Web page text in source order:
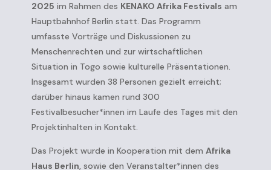
2025 im Rahmen des KENAKO Afrika Festivals am
Hauptbahnhof Berlin statt. Das Programm
umfasste Vorträge und Diskussionen zu
Menschenrechten und zur wirtschaftlichen
Situation in Togo sowie kulturelle Präsentationen.
Insgesamt wurden 38 Personen gezielt erreicht;
darüber hinaus kamen rund 300
Festivalbesucher*innen im Laufe des Tages mit den
Projektinhalten in Kontakt.
Das Projekt wurde in Kooperation mit demAfrika
Haus Berlin, sowie den Veranstalter*innen des